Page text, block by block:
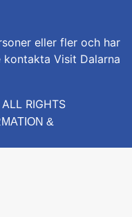
eller fler och har
Visit Dalarna
ALL RIGHTS
&